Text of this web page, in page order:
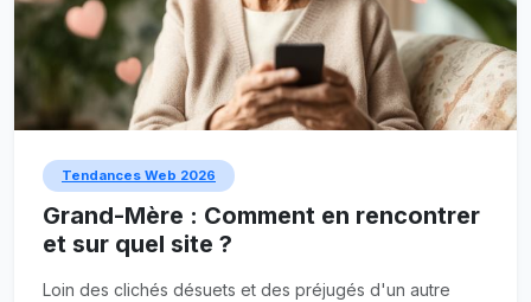
Tendances Web 2026
Grand-Mère : Comment en rencontrer
et sur quel site ?
Loin des clichés désuets et des préjugés d'un autre